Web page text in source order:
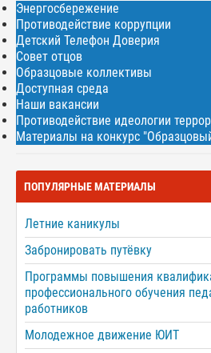
Энергосбережение
Противодействие коррупции
Детский Телефон Доверия
Совет отцов
Образцовые коллективы
Доступная среда
Наши вакансии
Противодействие идеологии
Материалы на конкурс
ПОПУЛЯРНЫЕ МАТЕРИАЛЫ
Летние каникулы
Забронировать путёвку
Программы повышения
профессионального обучения
работников
Молодежное движение ЮИТ